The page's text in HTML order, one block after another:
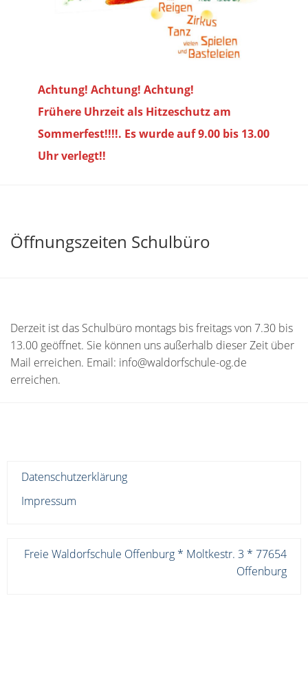
Achtung! Achtung! Achtung!
Frühere Uhrzeit als Hitzeschutz am
Sommerfest!!!!. Es wurde auf 9.00 bis 13.00
Uhr verlegt!!
Öffnungszeiten Schulbüro
Derzeit ist das Schulbüro montags bis freitags von 7.30 bis
13.00 geöffnet. Sie können uns außerhalb dieser Zeit über
Mail erreichen. Email: info@waldorfschule-og.de
erreichen.
Datenschutzerklärung
Impressum
Freie Waldorfschule Offenburg * Moltkestr. 3 * 77654
Offenburg